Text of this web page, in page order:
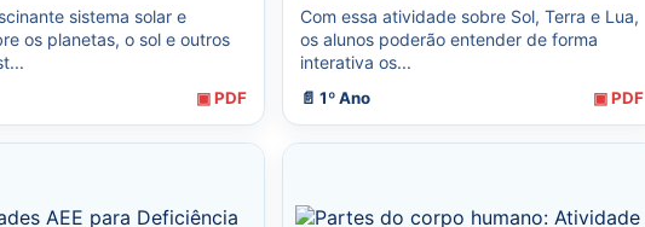
sistema solar e
os planetas, o sol e outros
▣ PDF
Com essa atividade sobre Sol, Terra e Lua,
os alunos poderão entender de forma
interativa os...
📄 1º Ano ▣ PDF